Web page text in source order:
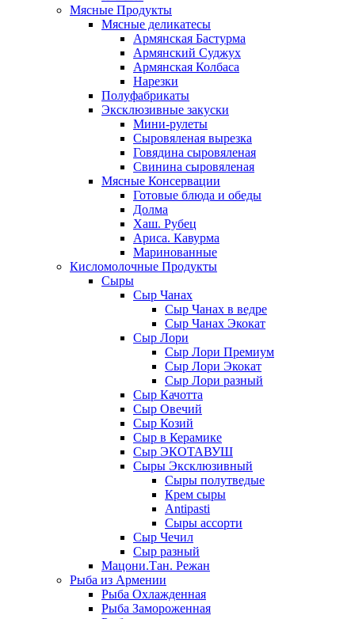
Мясные Продукты
Мясные деликатесы
Армянская Бастурма
Армянский Суджух
Армянская Колбаса
Нарезки
Полуфабрикаты
Эксклюзивные закуски
Мини-рулеты
Сыровяленая вырезка
Говядина сыровяленая
Свинина сыровяленая
Мясные Консервации
Готовые блюда и обеды
Долма
Хаш. Рубец
Ариса. Кавурма
Маринованные
Кисломолочные Продукты
Сыры
Сыр Чанах
Сыр Чанах в ведре
Сыр Чанах Экокат
Сыр Лори
Сыр Лори Премиум
Сыр Лори Экокат
Сыр Лори разный
Сыр Качотта
Сыр Овечий
Сыр Козий
Сыр в Керамике
Сыр ЭКОТАВУШ
Сыры Эксклюзивный
Сыры полутведые
Крем сыры
Antipasti
Сыры ассорти
Сыр Чечил
Сыр разный
Мацони.Тан. Режан
Рыба из Армении
Рыба Охлажденная
Рыба Замороженная